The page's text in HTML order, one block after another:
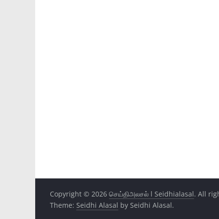
Copyright © 2026 செய்திஅலசல் l Seidhialasal. All
Theme: Seidhi Alasal by Seidhi Alasal.